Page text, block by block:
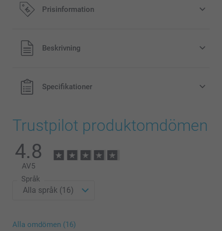
Prisinformation
Alla priser är i svenska kronor (SEK), inklusive moms och
exklusive porto.
Beskrivning
Specifikationer
Trustpilot produktomdömen
4.8
AV5
Språk
Alla omdömen (16)